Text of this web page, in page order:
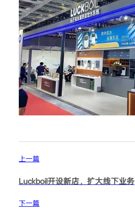
上一篇
Luckboil开设新店，扩大线下业务
下一篇